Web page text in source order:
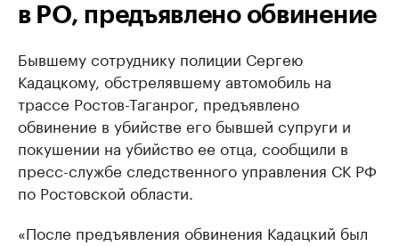
в РО, предъявлено обвинение
Бывшему сотруднику полиции Сергею
Кадацкому, обстрелявшему автомобиль на
трассе Ростов-Таганрог, предъявлено
обвинение в убийстве его бывшей супруги и
покушении на убийство ее отца, сообщили в
пресс-службе следственного управления СК РФ
по Ростовской области.
«После предъявления обвинения Кадацкий был